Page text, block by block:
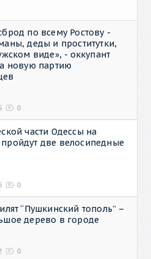
по всему Ростову -
деды и проститутки,
виде», - оккупант
новую партию
0
части Одессы на
две велосипедные
0
“Пушкинский тополь” –
дерево в городе
0